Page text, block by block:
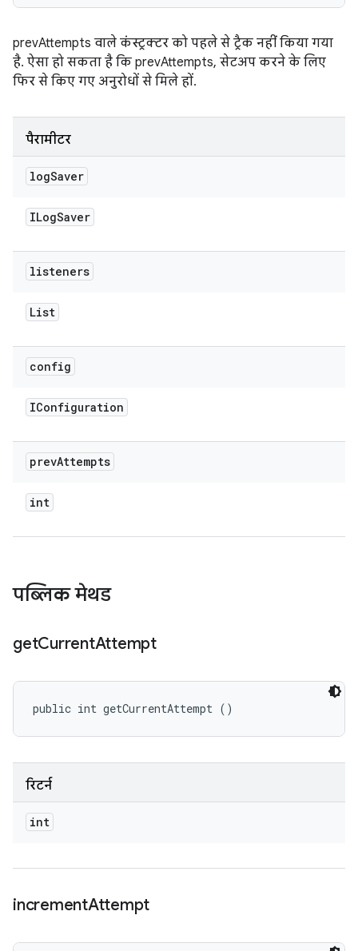
prevAttempts वाले कंस्ट्रक्टर को पहले से ट्रैक नहीं किया गया
है. ऐसा हो सकता है कि prevAttempts, सेटअप करने के लिए
फिर से किए गए अनुरोधों से मिले हों.
पैरामीटर
logSaver
ILogSaver
listeners
List
config
IConfiguration
prevAttempts
int
पब्लिक मेथड
getCurrentAttempt
public int getCurrentAttempt ()
रिटर्न
int
incrementAttempt